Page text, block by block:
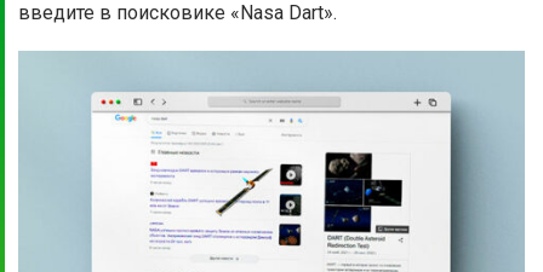
введите в поисковике «Nasa Dart».